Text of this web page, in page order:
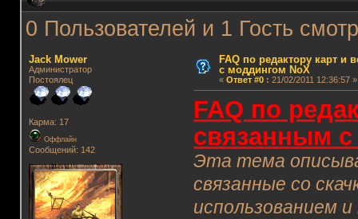
0 Пользователей и 1 Гость
Jack Mower
Администратор
Постоялец
Карма: 17
Оффлайн
Сообщений: 142
FAQ по редактору карт и
с моддингом NoX
« Ответ #0: 21/02/2011 12:36:57 »
FAQ по
связанным
Эта тема
связанные со
использованием